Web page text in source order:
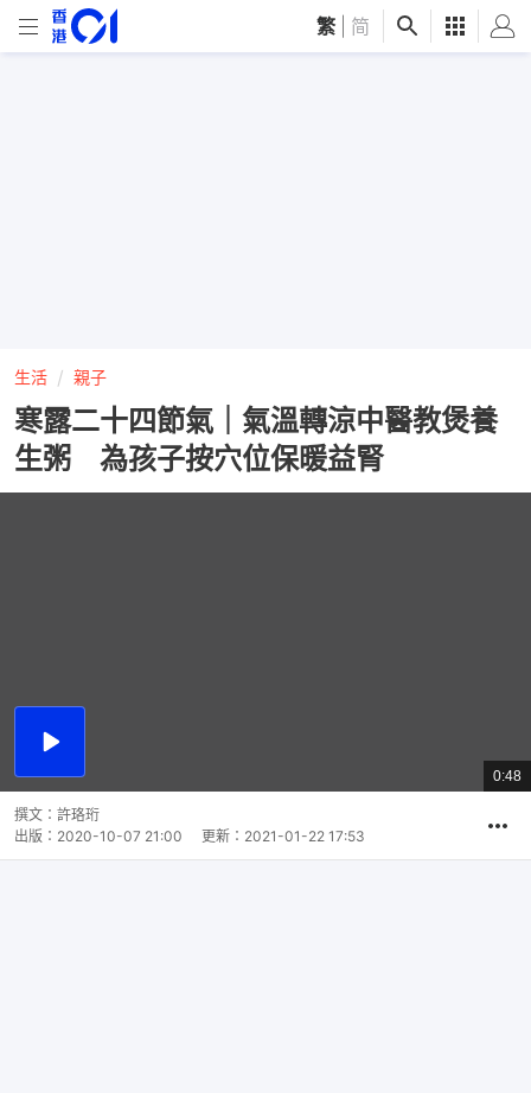
繁 简
生活 親子
寒露二十四節氣｜氣溫轉涼中醫教煲養
生粥 為孩子按穴位保暖益腎
播
總
共
0:48
撰文： 許珞珩
出版： 2020-10-07 21:00 更新： 2021-01-22 17:53